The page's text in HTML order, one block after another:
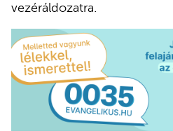
vezéráldozatra.